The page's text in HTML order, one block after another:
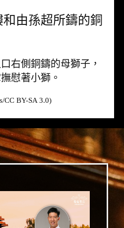
由孫超所鑄的銅
右側銅鑄的母獅子，
慰著小獅。
/CC BY-SA 3.0)